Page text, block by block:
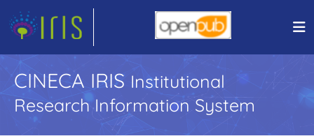
CINECA IRIS Institutional
Research Information System